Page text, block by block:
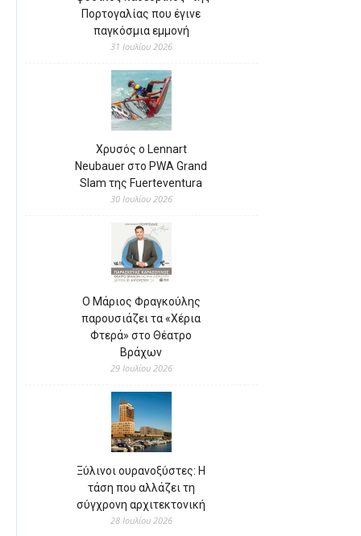
Πορτογαλίας που έγινε
παγκόσμια εμμονή
31 Ιουλίου 2026
Χρυσός ο Lennart
Neubauer στο PWA Grand
Slam της Fuerteventura
30 Ιουλίου 2026
Ο Μάριος Φραγκούλης
παρουσιάζει τα «Χέρια
Φτερά» στο Θέατρο
Βράχων
29 Ιουλίου 2026
Ξύλινοι ουρανοξύστες: Η
τάση που αλλάζει τη
σύγχρονη αρχιτεκτονική
28 Ιουλίου 2026